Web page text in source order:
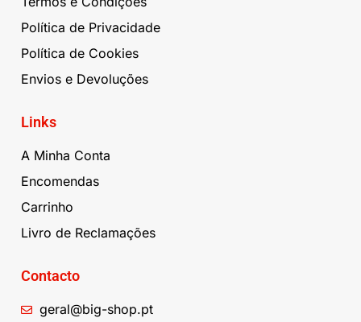
Política de Privacidade
Política de Cookies
Envios e Devoluções
Links
A Minha Conta
Encomendas
Carrinho
Livro de Reclamações
Contacto
geral@big-shop.pt